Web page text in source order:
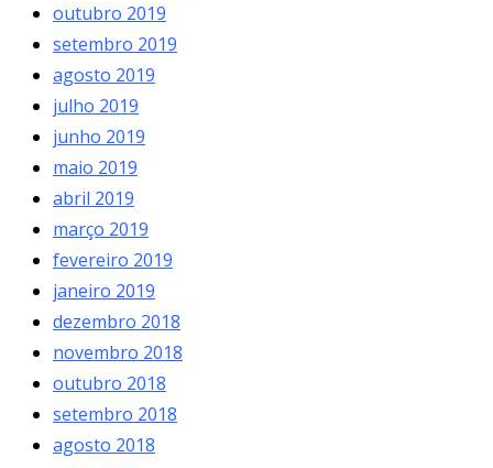
outubro 2019
setembro 2019
agosto 2019
julho 2019
junho 2019
maio 2019
abril 2019
março 2019
fevereiro 2019
janeiro 2019
dezembro 2018
novembro 2018
outubro 2018
setembro 2018
agosto 2018